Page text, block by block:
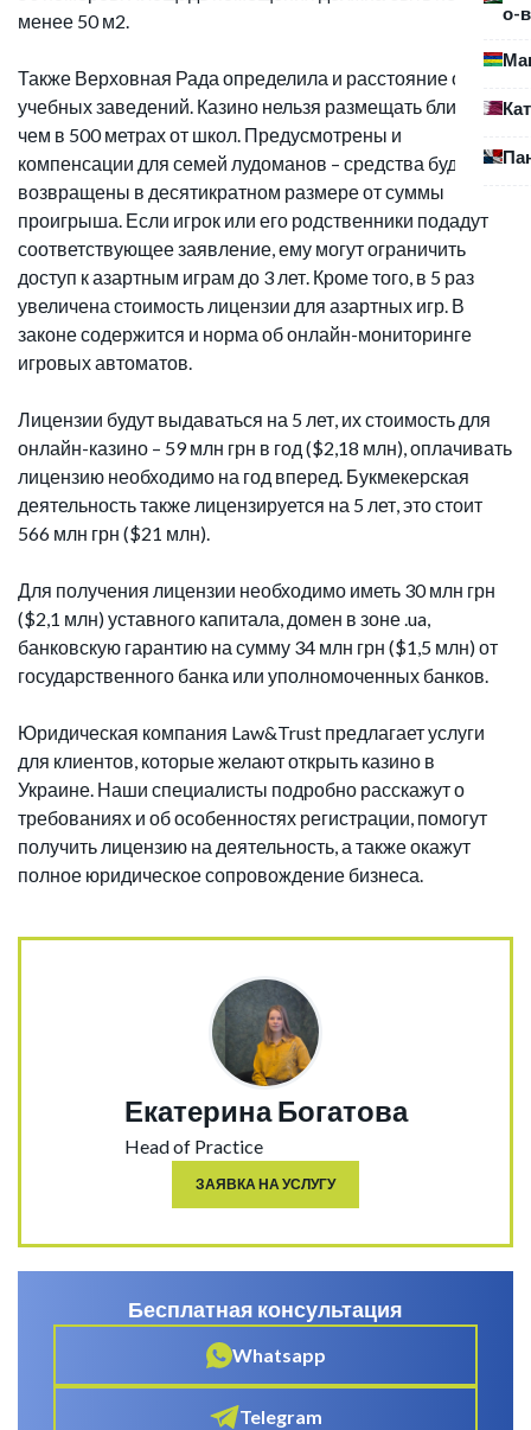
о-
менее 50 м2.
Также Верховная Рада определила и расстояние от
учебных заведений. Казино нельзя размещать ближе,
чем в 500 метрах от школ. Предусмотрены и
компенсации для семей лудоманов – средства будут
возвращены в десятикратном размере от суммы
проигрыша. Если игрок или его родственники подадут
соответствующее заявление, ему могут ограничить
доступ к азартным играм до 3 лет. Кроме того, в 5 раз
увеличена стоимость лицензии для азартных игр. В
законе содержится и норма об онлайн-мониторинге
игровых автоматов.
Лицензии будут выдаваться на 5 лет, их стоимость для
онлайн-казино – 59 млн грн в год ($2,18 млн), оплачивать
лицензию необходимо на год вперед. Букмекерская
деятельность также лицензируется на 5 лет, это стоит
566 млн грн ($21 млн).
Для получения лицензии необходимо иметь 30 млн грн
($2,1 млн) уставного капитала, домен в зоне .ua,
банковскую гарантию на сумму 34 млн грн ($1,5 млн) от
государственного банка или уполномоченных банков.
Юридическая компания Law&Trust предлагает услуги
для клиентов, которые желают открыть казино в
Украине. Наши специалисты подробно расскажут о
требованиях и об особенностях регистрации, помогут
получить лицензию на деятельность, а также окажут
полное юридическое сопровождение бизнеса.
Екатерина Богатова
Head of Practice
ЗАЯВКА НА УСЛУГУ
Бесплатная консультация
Whatsapp
Telegram